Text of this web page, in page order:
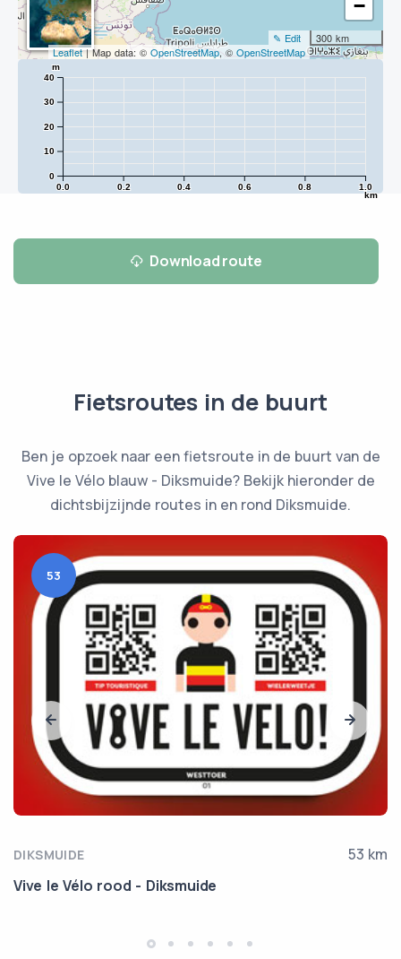
−
300 km
✎ Edit
Leaflet| Map data: © OpenStreetMap, © OpenStreetMap
0.0 0.2 0.4 0.6 0.8 1.0
km
0
10
20
30
40
m
Download route
Fietsroutes in de buurt
Ben je opzoek naar een fietsroute in de buurt van de
Vive le Vélo blauw - Diksmuide? Bekijk hieronder de
dichtsbijzijnde routes in en rond Diksmuide.
53
DIKSMUIDE
53 km
Vive le Vélo rood - Diksmuide